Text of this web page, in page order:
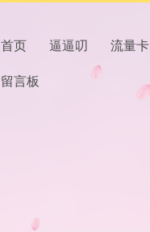
首页 逼逼叨 流量卡
留言板